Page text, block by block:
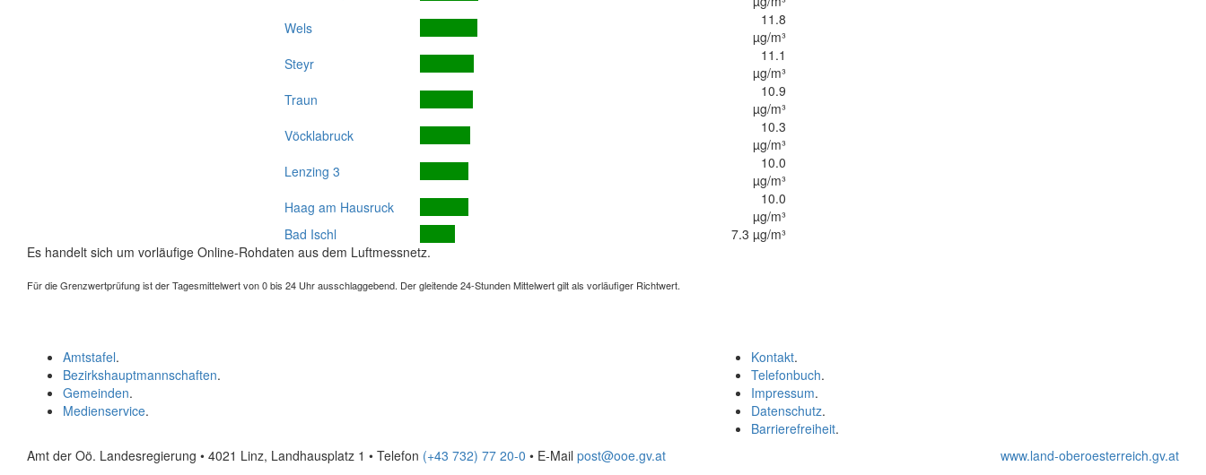
Wels
11.8
µg/m³
Steyr
11.1
µg/m³
Traun
10.9
µg/m³
Vöcklabruck
10.3
µg/m³
Lenzing 3
10.0
µg/m³
Haag am Hausruck
10.0
µg/m³
Bad Ischl
7.3 µg/m³
Es handelt sich um vorläufige Online-Rohdaten aus dem Luftmessnetz.
Für die Grenzwertprüfung ist der Tagesmittelwert von 0 bis 24 Uhr ausschlaggebend. Der gleitende 24-Stunden Mittelwert gilt als vorläufiger Richtwert.
Kontakt.
Telefonbuch.
Impressum.
Datenschutz.
Barrierefreiheit.
Amtstafel.
Bezirkshauptmannschaften.
Gemeinden.
Medienservice.
Amt der Oö. Landesregierung • 4021 Linz, Landhausplatz 1 • Telefon (+43 732) 77 20-0 • E-Mail post@ooe.gv.at www.land-oberoesterreich.gv.at